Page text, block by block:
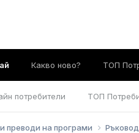
потребители ТОП
Какво ново? ТОП
преводи на програми